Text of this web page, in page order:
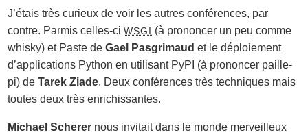
J’étais très curieux de voir les autres conférences, par
contre. Parmis celles-ciWSGI (à prononcer un peu comme
whisky) et Paste deGael Pasgrimaud et le déploiement
d’applications Python en utilisant PyPI (à prononcer paille-
pi) deTarek Ziade. Deux conférences très techniques mais
toutes deux très enrichissantes.
Michael Scherer nous invitait dans le monde merveilleux